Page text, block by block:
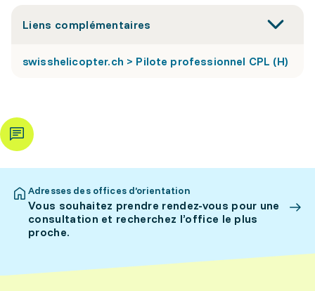
Liens complémentaires
swisshelicopter.ch > Pilote professionnel CPL (H)
Adresses des offices d’orientation
Vous souhaitez prendre rendez-vous pour une
consultation et recherchez l’office le plus
proche.